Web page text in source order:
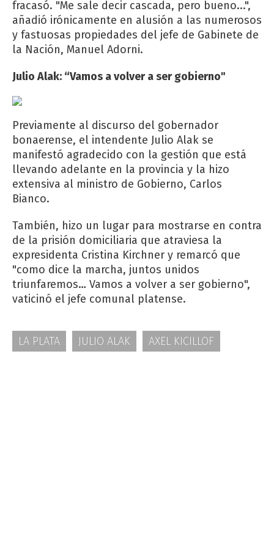
fracasó. "Me sale decir cascada, pero bueno...",
añadió irónicamente en alusión a las numerosos
y fastuosas propiedades del jefe de Gabinete de
la Nación, Manuel Adorni.
Julio Alak: “Vamos a volver a ser gobierno"
Previamente al discurso del gobernador
bonaerense, el intendente Julio Alak se
manifestó agradecido con la gestión que está
llevando adelante en la provincia y la hizo
extensiva al ministro de Gobierno, Carlos
Bianco.
También, hizo un lugar para mostrarse en contra
de la prisión domiciliaria que atraviesa la
expresidenta Cristina Kirchner y remarcó que
"como dice la marcha, juntos unidos
triunfaremos… Vamos a volver a ser gobierno",
vaticinó el jefe comunal platense.
LA PLATA JULIO ALAK AXEL KICILLOF